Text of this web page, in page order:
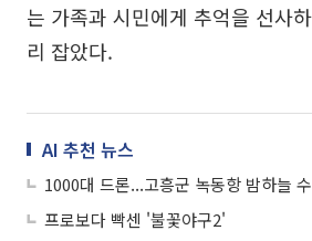
는 가족과 시민에게 추억을 선사
리 잡았다.
AI 추천 뉴스
1000대 드론...고흥군 녹동항 밤하늘
프로보다 빡센 '불꽃야구2'